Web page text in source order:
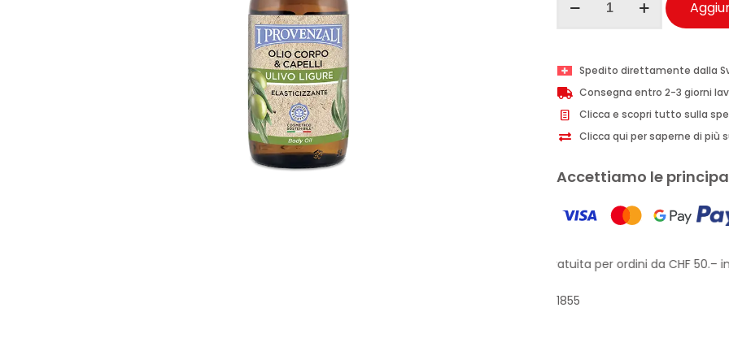
Provenzali
e
capelli
Ulivo
200
quantità
Spedito direttamente dalla
Consegna entro 2-3 giorni
Clicca e scopri tutto sulla
Clicca qui per saperne di più
Accettiamo le
Approfitta della spedizione gratuita per ordini da CHF 50.– in
1855